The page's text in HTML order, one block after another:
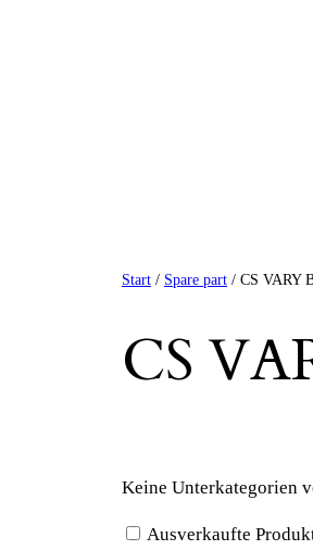
Start / Spare part / CS VARY
CS
Keine Unterkategorien
Ausverkaufte